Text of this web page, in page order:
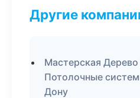
Другие
Мастерская
Потолочные
Дону